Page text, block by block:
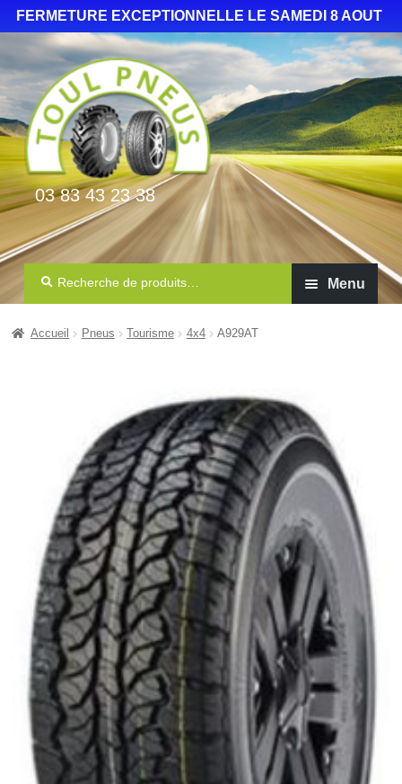
FERMETURE EXCEPTIONNELLE LE SAMEDI 8 AOUT
03 83 43 23 38
Recherche
Menu
Gardiennage
Mécanique rapide
Contact
Accueil Pneus Tourisme 4x4 A929AT